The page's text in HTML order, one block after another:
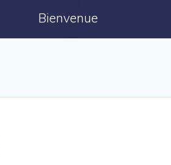
Bienvenue